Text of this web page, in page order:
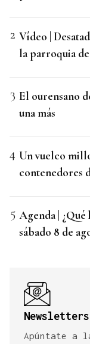
Vídeo |
la parroquia
El ourensano
una más
Un vuelco
contenedores
Agenda | ¿Qué
sábado 8 de
Apúntate a